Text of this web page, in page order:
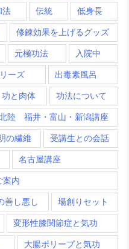
法 伝統 低身長
修錬効果を上げるグッズ
元極功法 入院中
ーズ 出毒素風呂
功と肉体 功法について
陸 福井・富山・新潟講座
の繊維 受講生との会話
名古屋講座
案内
善し悪し 場創りセット
変形性膝関節症と気功
大腸ポリープと気功